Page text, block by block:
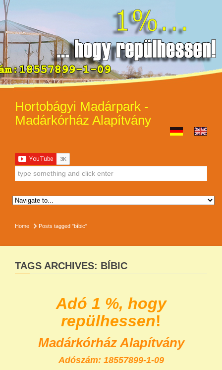
Hortobágyi Madárpark -
Madárkórház Alapítvány
Home Posts tagged "bíbic"
TAGS ARCHIVES: BÍBIC
Adó 1 %, hogy
repülhessen!
Madárkórház Alapítvány
Adószám: 18557899-1-09